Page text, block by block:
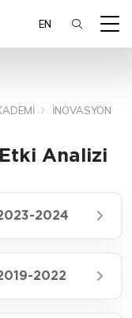
EN
İNOVASYON
Analizi
2024
2022